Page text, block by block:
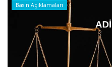
Basın Açıklamaları